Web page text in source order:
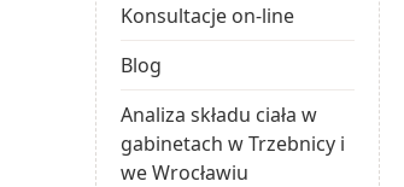
Konsultacje on-line
Blog
Analiza składu ciała w
gabinetach w Trzebnicy i
we Wrocławiu